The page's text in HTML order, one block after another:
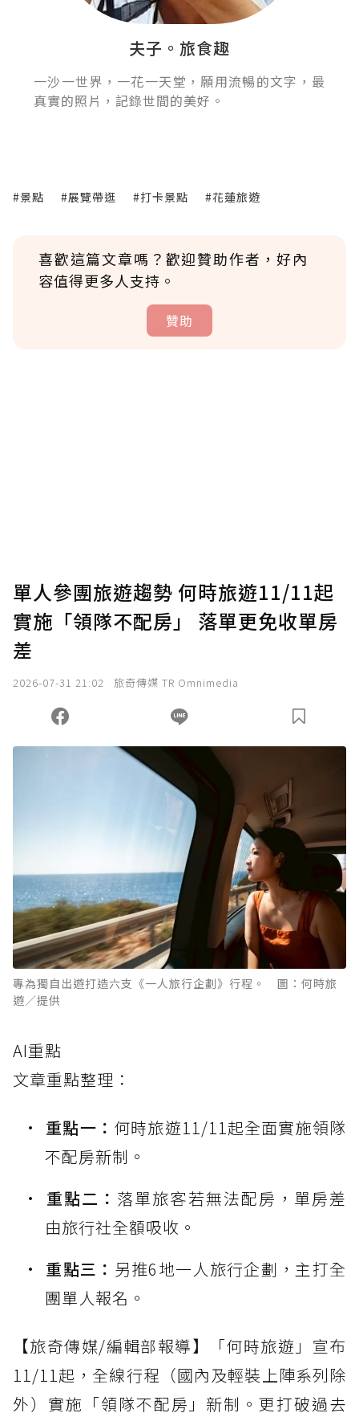
夫子。旅食趣
一沙一世界，一花一天堂，願用流暢的文字，最
真實的照片，記錄世間的美好。
#景點 #展覽帶逛 #打卡景點 #花蓮旅遊
喜歡這篇文章嗎？歡迎贊助作者，好內
容值得更多人支持。
贊助
確認送出
您當前剩餘 U 利點數：0點；前往 購買點數
單人參團旅遊趨勢 何時旅遊11/11起
實施「領隊不配房」 落單更免收單房
差
2026-07-31 21:02 旅奇傳媒 TR Omnimedia
專為獨自出遊打造六支《一人旅行企劃》行程。 圖：何時旅
遊／提供
AI重點
文章重點整理：
重點一： 何時旅遊11/11起全面實施領隊
不配房新制。
重點二： 落單旅客若無法配房，單房差
由旅行社全額吸收。
重點三： 另推6地一人旅行企劃，主打全
團單人報名。
【旅奇傳媒/編輯部報導】「何時旅遊」宣布
11/11起，全線行程（國內及輕裝上陣系列除
外）實施「領隊不配房」新制。更打破過去